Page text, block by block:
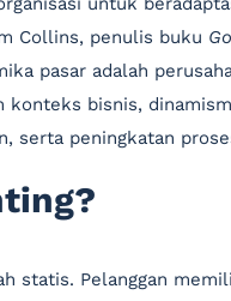
Collins, penulis buku
pasar adalah
konteks bisnis,
serta peningkatan
statis. Pelanggan